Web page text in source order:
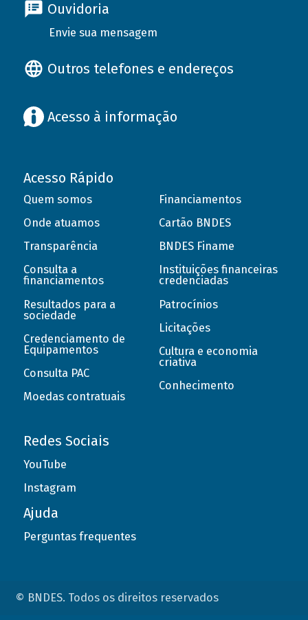
Ouvidoria
Envie sua mensagem
Outros telefones e endereços
Acesso à informação
Acesso Rápido
Quem somos
Onde atuamos
Transparência
Consulta a
financiamentos
Resultados para a
sociedade
Credenciamento de
Equipamentos
Consulta PAC
Moedas contratuais
Financiamentos
Cartão BNDES
BNDES Finame
Instituições financeiras
credenciadas
Patrocínios
Licitações
Cultura e economia
criativa
Conhecimento
Redes Sociais
YouTube
Instagram
Ajuda
Perguntas frequentes
© BNDES. Todos os direitos reservados